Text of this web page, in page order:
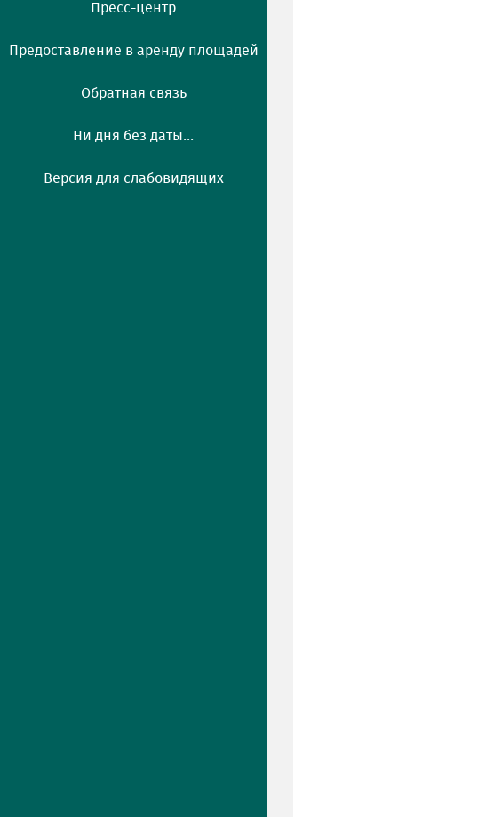
Пресс-центр
Предоставление в аренду площадей
Обратная связь
Ни дня без даты...
Версия для слабовидящих